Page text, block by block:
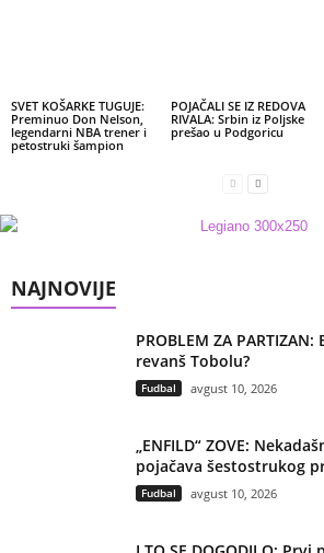
SVET KOŠARKE TUGUJE:
Preminuo Don Nelson,
legendarni NBA trener i
petostruki šampion
POJAČALI SE IZ REDOVA
RIVALA: Srbin iz Poljske
prešao u Podgoricu
NAJNOVIJE
PROBLEM ZA
revanš Tobolu?
Fudbal avgust 10, 2026
„ENFILD“ ZOVE:
pojačava šestostrukog
Fudbal avgust 10, 2026